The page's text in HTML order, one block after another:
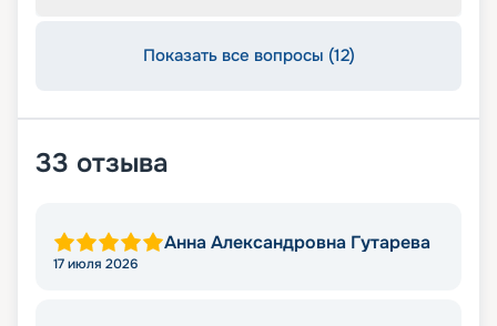
Показать все вопросы (12)
33 отзыва
Анна Александровна Гутарева
17 июля 2026